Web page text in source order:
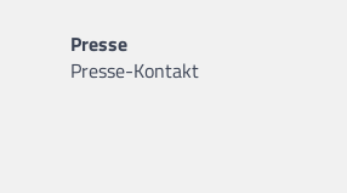
Presse
Presse-Kontakt